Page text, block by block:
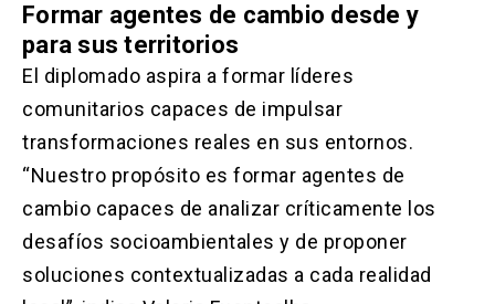
Formar agentes de cambio desde y
para sus territorios
El diplomado aspira a formar líderes
comunitarios capaces de impulsar
transformaciones reales en sus entornos.
“Nuestro propósito es formar agentes de
cambio capaces de analizar críticamente los
desafíos socioambientales y de proponer
soluciones contextualizadas a cada realidad